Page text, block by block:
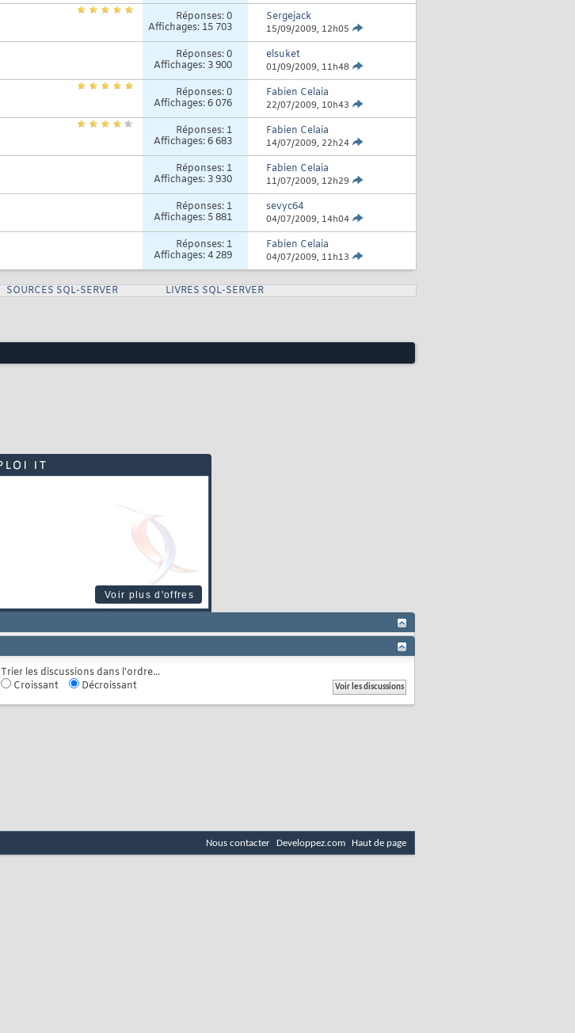
Réponses:0
Affichages: 15 703
Sergejack
15/09/2009, 12h05
Réponses:0
Affichages: 3 900
elsuket
01/09/2009, 11h48
Réponses:0
Affichages: 6 076
Fabien Celaia
22/07/2009, 10h43
Réponses: 1
Affichages: 6 683
Fabien Celaia
14/07/2009, 22h24
Réponses: 1
Affichages: 3 930
Fabien Celaia
11/07/2009, 12h29
Réponses: 1
Affichages: 5 881
sevyc64
04/07/2009, 14h04
Réponses: 1
Affichages: 4 289
Fabien Celaia
04/07/2009, 11h13
SOURCES SQL-SERVER LIVRES SQL-SERVER
Voir plus d'offres
Trier les discussions dans l'ordre...
Croissant
Décroissant
Nous contacter Developpez.com Haut de page